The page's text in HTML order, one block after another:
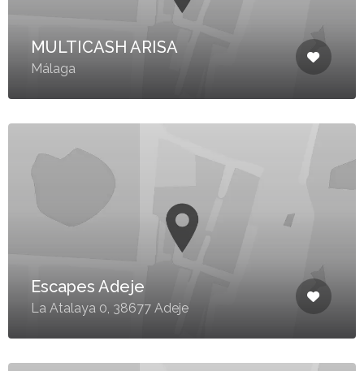
MULTICASH ARISA
Málaga
Escapes Adeje
La Atalaya 0, 38677 Adeje